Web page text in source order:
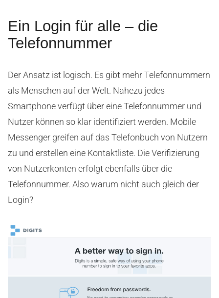
Ein Login für alle – die
Telefonnummer
Der Ansatz ist logisch. Es gibt mehr Telefonnummern
als Menschen auf der Welt. Nahezu jedes
Smartphone verfügt über eine Telefonnummer und
Nutzer können so klar identifiziert werden. Mobile
Messenger greifen auf das Telefonbuch von Nutzern
zu und erstellen eine Kontaktliste. Die Verifizierung
von Nutzerkonten erfolgt ebenfalls über die
Telefonnummer. Also warum nicht auch gleich der
Login?